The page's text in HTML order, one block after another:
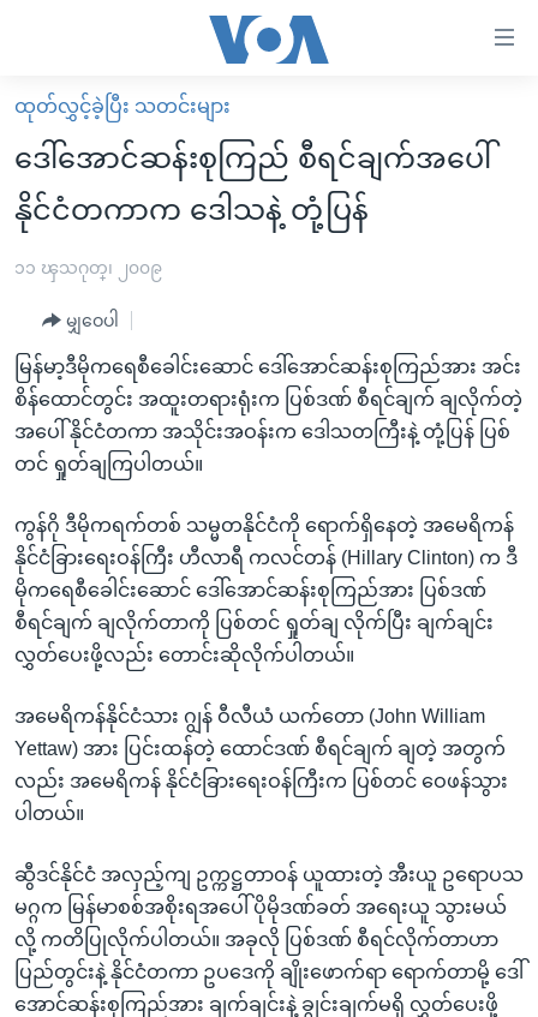
လွယ်ကူ
စေ
သည့်
Link
များ
အကြောင်းအရာ
သို့
ကျော်
ကြည့်
အ
ညွန်း
စာမျက်နှာ
ကျော်
ရန်
သို့
ကျော်
ရန်
မူလစာမျက်နှာ
မြန်မာ
ကမ္ဘာ့သတင်းများ
အစ္စရေး-ပါလက်စတိုင်း
ရပ်ဝန်းတခု လမ်းတခု အလွန်
အင်္ဂလိပ်စာလေ့လာမယ်
အမေရိကန်သုံးအီဒီယံ
မကြေးမုံရဲ့ အင်္ဂလိပ်စာ
ရုပ်ရှင်ထဲက အင်္ဂလိပ်စာ
သုတပဒေသာ အင်္ဂလိပ်စာ
အပတ်စဉ်ကဏ္ဍများ
ရေဒီယို
တီဗွီ
ရေဒီယိုနှင့်ရုပ်သံ အချက်အလက်များ
ရေဒီယို/တီဗွီအစီအစဉ်
Learning English
ဗွီအိုအေ လူမှုကွန်ယက်များ
ဘာသာစကားများ
ထုတ်လွှင့်ခဲ့ပြီး သတင်းများ
ဒေါ်အောင်ဆန်းစုကြည် စီရင်ချက်အပေါ်
နိုင်ငံတကာက ဒေါသနဲ့ တုံ့ပြန်
၁၁ ၾသဂုတ္၊ ၂၀၀၉
မျှဝေပါ
မြန်မာ့ဒီမိုကရေစီခေါင်းဆောင် ဒေါ်အောင်ဆန်းစုကြည်အား အင်း
စိန်ထောင်တွင်း အထူးတရားရုံးက ပြစ်ဒဏ် စီရင်ချက် ချလိုက်တဲ့
အပေါ် နိုင်ငံတကာ အသိုင်းအဝန်းက ဒေါသတကြီးနဲ့ တုံ့ပြန် ပြစ်
တင် ရှုတ်ချကြပါတယ်။
ကွန်ဂို ဒီမိုကရက်တစ် သမ္မတနိုင်ငံကို ရောက်ရှိနေတဲ့ အမေရိကန်
နိုင်ငံခြားရေးဝန်ကြီး ဟီလာရီ ကလင်တန် (Hillary Clinton) က ဒီ
မိုကရေစီခေါင်းဆောင် ဒေါ်အောင်ဆန်းစုကြည်အား ပြစ်ဒဏ်
စီရင်ချက် ချလိုက်တာကို ပြစ်တင် ရှုတ်ချ လိုက်ပြီး ချက်ချင်း
လွှတ်ပေးဖို့လည်း တောင်းဆိုလိုက်ပါတယ်။
အမေရိကန်နိုင်ငံသား ဂျွန် ဝီလီယံ ယက်တော (John William
Yettaw) အား ပြင်းထန်တဲ့ ထောင်ဒဏ် စီရင်ချက် ချတဲ့ အတွက်
လည်း အမေရိကန် နိုင်ငံခြားရေးဝန်ကြီးက ပြစ်တင် ဝေဖန်သွား
ပါတယ်။
ဆွီဒင်နိုင်ငံ အလှည့်ကျ ဥက္ကဋ္ဌတာဝန် ယူထားတဲ့ အီးယူ ဥရောပသ
မဂ္ဂက မြန်မာစစ်အစိုးရအပေါ် ပိုမိုဒဏ်ခတ် အရေးယူ သွားမယ်
လို့ ကတိပြုလိုက်ပါတယ်။ အခုလို ပြစ်ဒဏ် စီရင်လိုက်တာဟာ
ပြည်တွင်းနဲ့ နိုင်ငံတကာ ဥပဒေကို ချိုးဖောက်ရာ ရောက်တာမို့ ဒေါ်
အောင်ဆန်းစုကြည်အား ချက်ချင်းနဲ့ ချွင်းချက်မရှိ လွှတ်ပေးဖို့